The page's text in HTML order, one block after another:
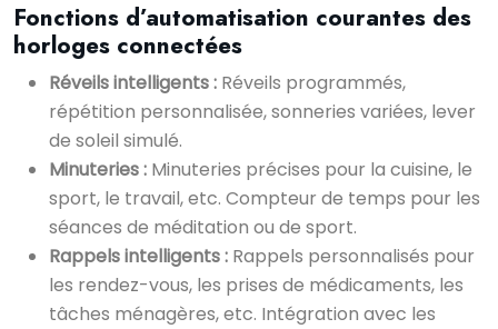
Fonctions d’automatisation courantes des
horloges connectées
Réveils intelligents : Réveils programmés,
répétition personnalisée, sonneries variées, lever
de soleil simulé.
Minuteries : Minuteries précises pour la cuisine, le
sport, le travail, etc. Compteur de temps pour les
séances de méditation ou de sport.
Rappels intelligents : Rappels personnalisés pour
les rendez-vous, les prises de médicaments, les
tâches ménagères, etc. Intégration avec les